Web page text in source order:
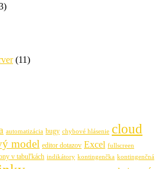
(11)
automatizácia bugy chybové hlásenie cloud
model editor dotazov Excel fullscreen
v tabuľkách indikátory kontingenčka kontingenčná